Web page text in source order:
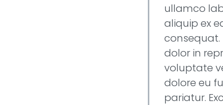
ullamco
aliquip ex
consequat.
dolor in
voluptate
dolore eu
pariatur.